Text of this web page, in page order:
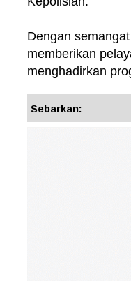
Dengan
memberikan
menghadirkan
Sebarkan: